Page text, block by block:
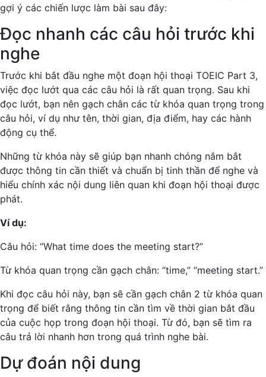
gợi ý các chiến lược làm bài sau đây:
Đọc nhanh các câu hỏi trước khi
nghe
Trước khi bắt đầu nghe một đoạn hội thoại TOEIC Part 3,
việc đọc lướt qua các câu hỏi là rất quan trọng. Sau khi
đọc lướt, bạn nên gạch chân các từ khóa quan trọng trong
câu hỏi, ví dụ như tên, thời gian, địa điểm, hay các hành
động cụ thể.
Những từ khóa này sẽ giúp bạn nhanh chóng nắm bắt
được thông tin cần thiết và chuẩn bị tinh thần để nghe và
hiểu chính xác nội dung liên quan khi đoạn hội thoại được
phát.
Ví dụ:
Câu hỏi: “What time does the meeting start?”
Từ khóa quan trọng cần gạch chân: “time,” “meeting start.”
Khi đọc câu hỏi này, bạn sẽ cần gạch chân 2 từ khóa quan
trọng để biết rằng thông tin cần tìm về thời gian bắt đầu
của cuộc họp trong đoạn hội thoại. Từ đó, bạn sẽ tìm ra
câu trả lời nhanh hơn trong quá trình nghe bài.
Dự đoán nội dung